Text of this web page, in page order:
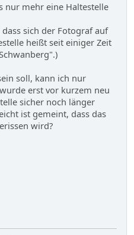
nur mehr eine Haltestelle
sich der Fotograf auf
heißt seit einiger Zeit
soll, kann ich nur
erst vor kurzem neu
sicher noch länger
ist gemeint, dass das
wird?